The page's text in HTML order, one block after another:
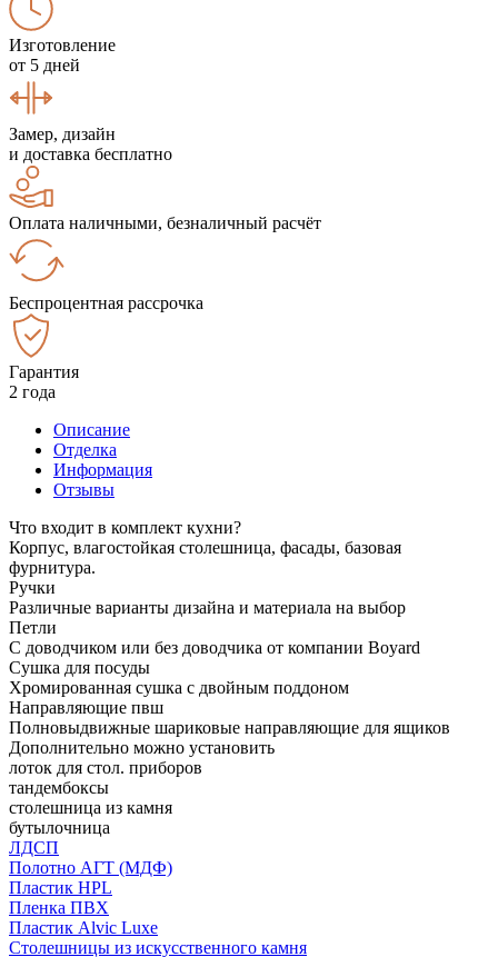
Изготовление
от 5 дней
Замер, дизайн
и доставка бесплатно
Оплата наличными, безналичный расчёт
Беспроцентная рассрочка
Гарантия
2 года
Описание
Отделка
Информация
Отзывы
Что входит в комплект кухни?
Корпус, влагостойкая столешница, фасады, базовая
фурнитура.
Ручки
Различные варианты дизайна и материала на выбор
Петли
С доводчиком или без доводчика от компании Boyard
Сушка для посуды
Хромированная сушка с двойным поддоном
Направляющие пвш
Полновыдвижные шариковые направляющие для ящиков
Дополнительно можно установить
лоток для стол. приборов
тандембоксы
столешница из камня
бутылочница
ЛДСП
Полотно АГТ (МДФ)
Пластик HPL
Пленка ПВХ
Пластик Alvic Luxe
Столешницы из искусственного камня